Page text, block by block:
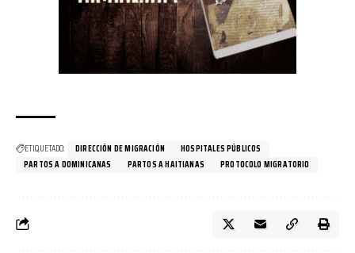
ETIQUETADO: DIRECCIÓN DE MIGRACIÓN
HOSPITALES PÚBLICOS
PARTOS A DOMINICANAS
PARTOS A HAITIANAS PROTOCOLO MIGRATORIO